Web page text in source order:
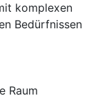
komplexen
Bedürfnissen
Raum